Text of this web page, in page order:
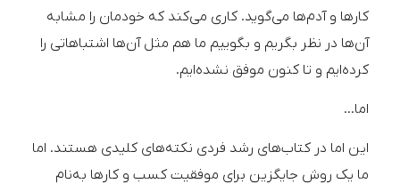
کارها و آدم‌ها می‌گوید. کاری می‌کند که خودمان را مشابه
آن‌ها در نظر بگریم و بگوییم ما هم مثل آن‌ها اشتباهاتی را
کرده‌ایم و تا کنون موفق نشده‌ایم.
اما…
این اما در کتاب‌های رشد فردی نکته‌های کلیدی هستند. اما
ما یک روش جایگزین برای موفقیت کسب و کارها به‌نام